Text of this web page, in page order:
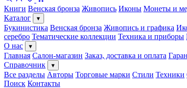
Книги Венская бронза Живопись Иконы Монеты и
Каталог
▾
Букинистика Венская бронза Живопись и графика
серебро Тематические коллекции Техника и приборы
О нас
▾
Главная Салон-магазин Заказ, доставка и оплата
Справочник
▾
Все разделы Авторы Торговые марки Стили Техники
Поиск Контакты